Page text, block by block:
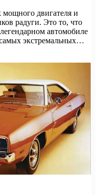
мощного двигателя и
радуги. Это то, что
автомобиле
экстремальных…